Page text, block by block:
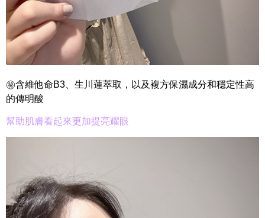
㊙含維他命B3、生川蓮萃取，以及複方保濕成分和穩定性高
的傳明酸
幫助肌膚看起來更加提亮耀眼